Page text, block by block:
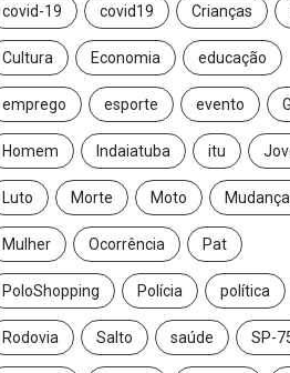
covid-19 covid19 Crianças
Cultura Economia educação
emprego esporte evento
Homem Indaiatuba itu
Luto Morte Moto
Mulher Ocorrência Pat
PoloShopping Polícia política
Rodovia Salto saúde SP-